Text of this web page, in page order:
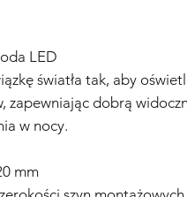
LED
światła tak, aby
zapewniając dobrą
w nocy.
mm